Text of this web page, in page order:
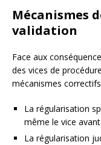
Mécanismes
validation
Face aux
des vices de
mécanismes
La régularisation
même le vice
La régularisation